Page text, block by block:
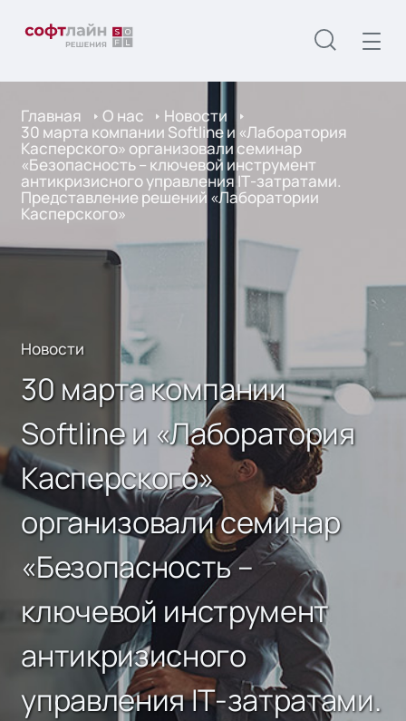
Главная О нас Новости
30 марта компании Softline и «Лаборатория
Касперского» организовали семинар
«Безопасность – ключевой инструмент
антикризисного управления IТ-затратами.
Представление решений «Лаборатории
Касперского»
Новости
30 марта компании
Softline и «Лаборатория
Касперского»
организовали семинар
«Безопасность –
ключевой инструмент
антикризисного
управления IТ-затратами.